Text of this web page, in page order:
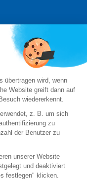
übertragen wird, wenn
Website greift dann auf
wiedererkennt.
z. B. um sich
zu
der Benutzer zu
unserer Website
und deaktiviert
festlegen" klicken.